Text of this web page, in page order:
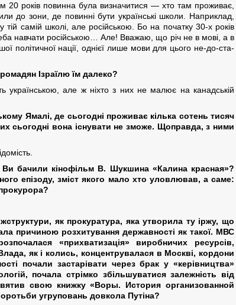
20 років повинна була визначитися — хто там проживає,
до зони, де повинні бути українські школи. Наприклад,
самій школі, але російською. Бо на початку 30-х років
навчати російською… Але! Вважаю, що річ не в мові, а в
політичної нації, однієї лише мови для цього не-до-ста-
Ізраїлю їм далеко?
українською, але ж ніхто з них не малює на канадській
Ямалі, де сьогодні проживає кілька сотень тисяч
сьогодні вона існувати не зможе. Щоправда, з ними
бачили кінофільм В. Шукшина «Калина красная»?
епізоду, зміст якого мало хто уловлював, а саме:
як прокуратура, яка утворила ту іржу, що
причиною розхитування державності як такої. МВС
«прихватизація» виробничих ресурсів,
як і колись, концентрувалася в Москві, кордони
почали застарівати через брак у «керівництва»
почала стрімко збільшуватися залежність від
свою книжку «Воры. История организованной
угруповань довкола Путіна?